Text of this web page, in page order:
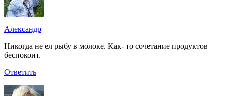
Александр
Никогда не ел рыбу в молоке. Как- то сочетание продуктов
беспокоит.
Ответить